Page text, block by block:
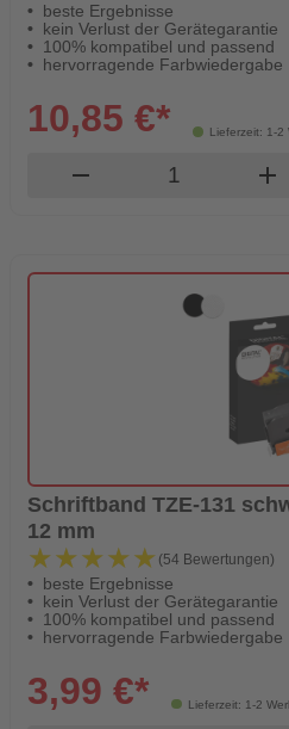
beste Ergebnisse
kein Verlust der Gerätegarantie
100% kompatibel und passend
hervorragende Farbwiedergabe
Lieferzeit: 1-2
10,85 €*
remove Produkt add
Schriftband TZE-131
12 mm
★★★★★
★★★★★ (54 Bewertungen)
beste Ergebnisse
kein Verlust der Gerätegarantie
100% kompatibel und passend
hervorragende Farbwiedergabe
Lieferzeit: 1-2
3,99 €*